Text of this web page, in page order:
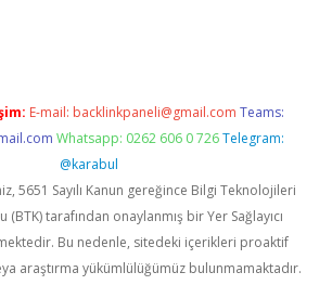
E-mail: backlinkpaneli@gmail.com Teams:
Whatsapp: 0262 606 0 726 Telegram:
@karabul
5651 Sayılı Kanun gereğince Bilgi Teknolojileri
tarafından onaylanmış bir Yer Sağlayıcı
Bu nedenle, sitedeki içerikleri proaktif
araştırma yükümlülüğümüz bulunmamaktadır.